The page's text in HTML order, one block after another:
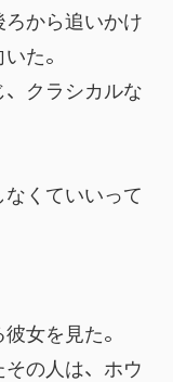
から追いかけ
た。
クラシカルな
なくていいって
女を見た。
の人は、ホウ